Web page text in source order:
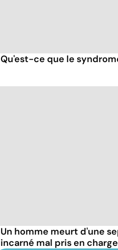
Qu'est-ce que le
Un homme meurt d'une
incarné mal pris en charge